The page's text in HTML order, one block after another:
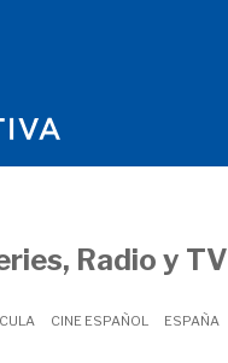
Radio y TV
CINE ESPAÑOL ESPAÑA